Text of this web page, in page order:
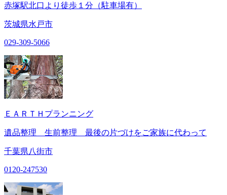
赤塚駅北口より徒歩１分（駐車場有）
茨城県水戸市
029-309-5066
ＥＡＲＴＨプランニング
遺品整理 生前整理 最後の片づけをご家族に代わって
千葉県八街市
0120-247530